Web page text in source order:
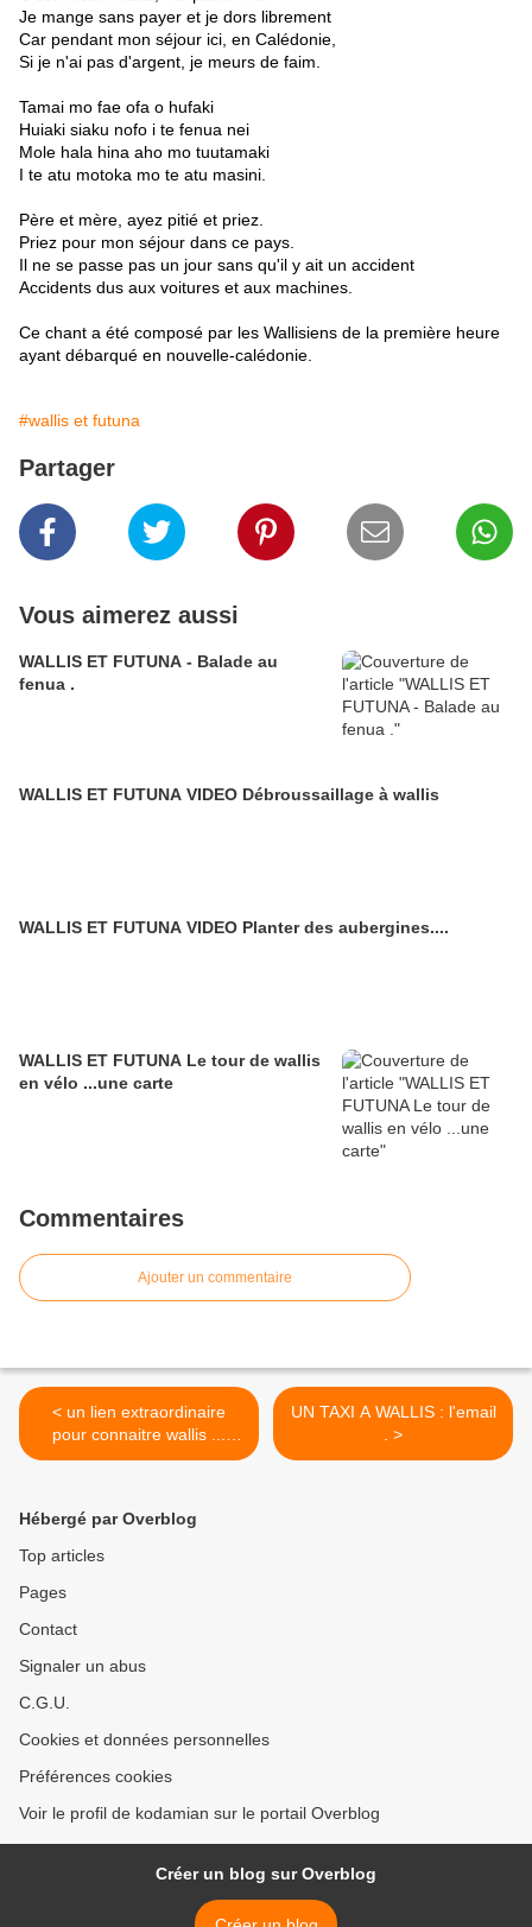
Je mange sans payer et je dors librement
Car pendant mon séjour ici, en Calédonie,
Si je n'ai pas d'argent, je meurs de faim.
Tamai mo fae ofa o hufaki
Huiaki siaku nofo i te fenua nei
Mole hala hina aho mo tuutamaki
I te atu motoka mo te atu masini.
Père et mère, ayez pitié et priez.
Priez pour mon séjour dans ce pays.
Il ne se passe pas un jour sans qu'il y ait un accident
Accidents dus aux voitures et aux machines.
Ce chant a été composé par les Wallisiens de la première heure
ayant débarqué en nouvelle-calédonie.
#wallis et futuna
Partager
Vous aimerez aussi
WALLIS ET FUTUNA - Balade au
fenua .
WALLIS ET FUTUNA VIDEO Débroussaillage à wallis
WALLIS ET FUTUNA VIDEO Planter des aubergines....
WALLIS ET FUTUNA Le tour de wallis
en vélo ...une carte
Commentaires
Ajouter un commentaire
< un lien extraordinaire
pour connaitre wallis ...
avant ...
UN TAXI A WALLIS : l'email
. >
Hébergé par Overblog
Top articles
Pages
Contact
Signaler un abus
C.G.U.
Cookies et données personnelles
Préférences cookies
Voir le profil de kodamian sur le portail Overblog
Créer un blog sur Overblog